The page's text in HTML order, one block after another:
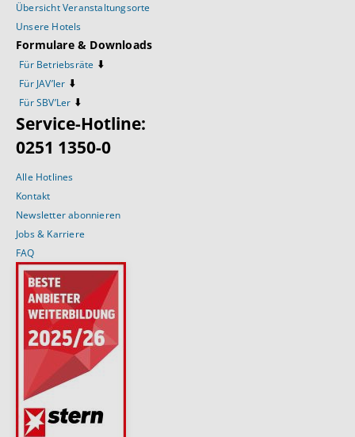
Übersicht Veranstaltungsorte
Unsere Hotels
Formulare & Downloads
Für Betriebsräte ⬇️
Für JAV’ler ⬇️
Für SBV’Ler ⬇️
Service-Hotline:
0251 1350-0
Alle Hotlines
Kontakt
Newsletter abonnieren
Jobs & Karriere
FAQ